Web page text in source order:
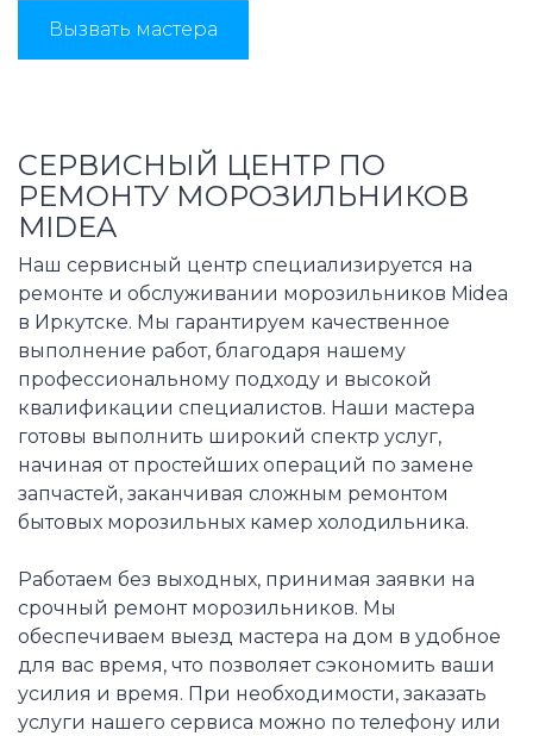
Вызвать мастера
СЕРВИСНЫЙ ЦЕНТР ПО
РЕМОНТУ МОРОЗИЛЬНИКОВ
MIDEA
Наш сервисный центр специализируется на
ремонте и обслуживании морозильников Midea
в Иркутске. Мы гарантируем качественное
выполнение работ, благодаря нашему
профессиональному подходу и высокой
квалификации специалистов. Наши мастера
готовы выполнить широкий спектр услуг,
начиная от простейших операций по замене
запчастей, заканчивая сложным ремонтом
бытовых морозильных камер холодильника.
Работаем без выходных, принимая заявки на
срочный ремонт морозильников. Мы
обеспечиваем выезд мастера на дом в удобное
для вас время, что позволяет сэкономить ваши
усилия и время. При необходимости, заказать
услуги нашего сервиса можно по телефону или